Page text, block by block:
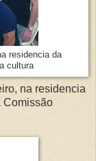
residencia da
cultura
na residencia
Comissão